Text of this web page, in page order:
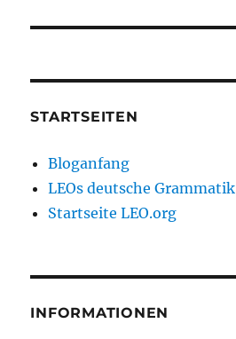
STARTSEITEN
Bloganfang
LEOs deutsche Grammatik
Startseite LEO.org
INFORMATIONEN